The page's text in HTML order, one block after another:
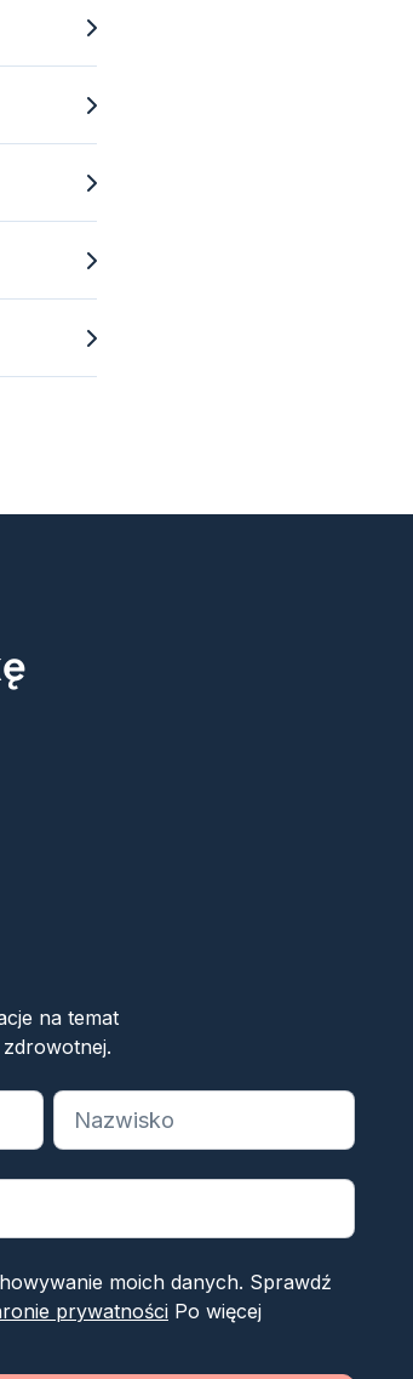
na temat
moich danych. Sprawdź
prywatnościPo więcej